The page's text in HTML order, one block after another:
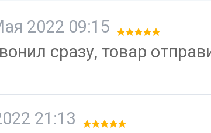
2022 09:15
сразу, товар
21:13